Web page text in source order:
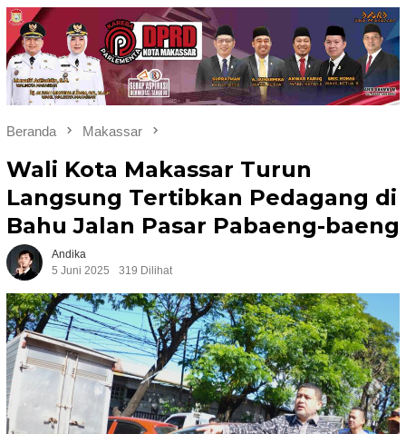
Beranda Makassar
Wali Kota Makassar Turun
Langsung Tertibkan Pedagang di
Bahu Jalan Pasar Pabaeng-baeng
Andika
5 Juni 2025
319 Dilihat